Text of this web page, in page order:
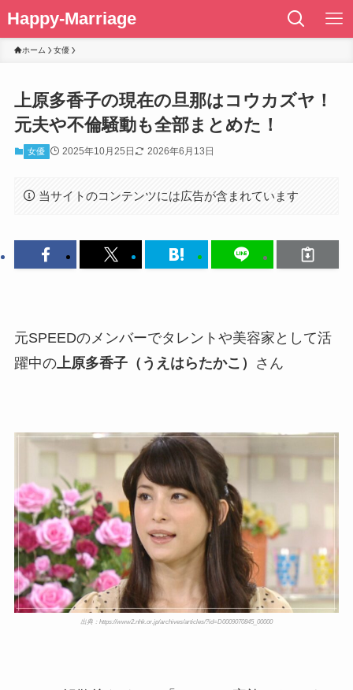
Happy-Marriage
ホーム 女優
上原多香子の現在の旦那はコウカズヤ！
元夫や不倫騒動も全部まとめた！
女優 2025年10月25日 2026年6月13日
当サイトのコンテンツには広告が含まれています
元SPEEDのメンバーでタレントや美容家として活
躍中の上原多香子（うえはらたかこ） さん
出典：https://www2.nhk.or.jp/archives/articles/?id=D0009070845_00000